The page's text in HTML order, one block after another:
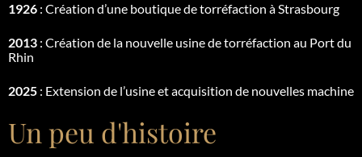
1926 : Création d’une boutique de torréfaction à Strasbourg
2013 : Création de la nouvelle usine de torréfaction au Port du
Rhin
2025 : Extension de l’usine et acquisition de nouvelles machine
Un peu d'histoire